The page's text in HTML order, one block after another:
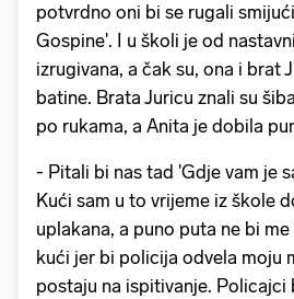
potvrdno oni bi se rugali
Gospine'. I u školi je od
izrugivana, a čak su, ona i brat
batine. Brata Juricu znali su
po rukama, a Anita je dobila
- Pitali bi nas tad 'Gdje vam je
Kući sam u to vrijeme iz škole
uplakana, a puno puta ne bi
kući jer bi policija odvela moju
postaju na ispitivanje. Policajci